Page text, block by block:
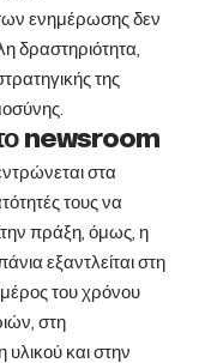
ενημέρωσης δεν
δραστηριότητα,
της
το newsroom
στα
τους να
πράξη, όμως, η
εξαντλείται στη
του χρόνου
στη
και στην